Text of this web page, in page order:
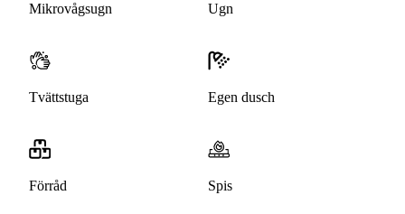
Mikrovågsugn Ugn
Tvättstuga Egen dusch
Förråd Spis